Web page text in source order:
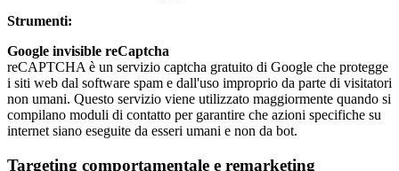
Strumenti:
Google invisible reCaptcha
reCAPTCHA è un servizio captcha gratuito di Google che protegge
i siti web dal software spam e dall'uso improprio da parte di visitatori
non umani. Questo servizio viene utilizzato maggiormente quando si
compilano moduli di contatto per garantire che azioni specifiche su
internet siano eseguite da esseri umani e non da bot.
Targeting comportamentale e remarketing